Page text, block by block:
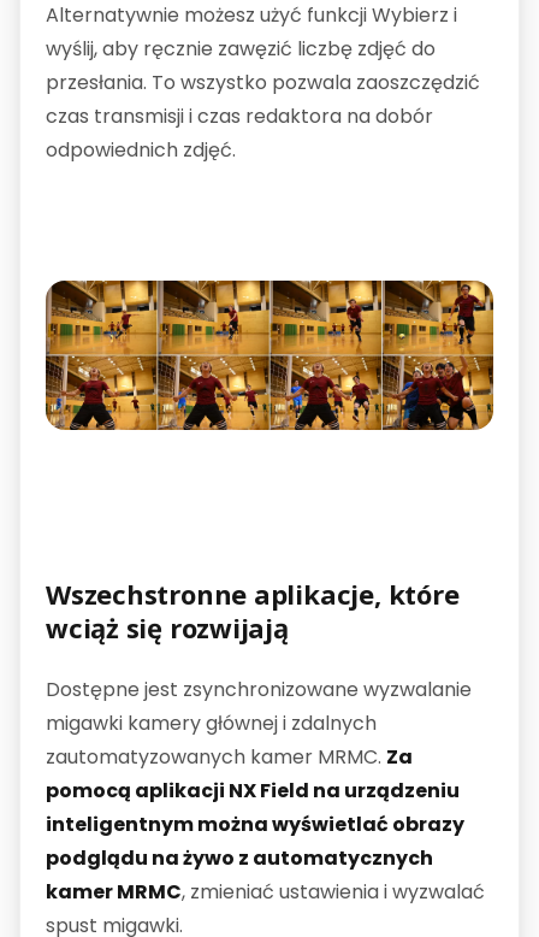
Alternatywnie możesz użyć funkcji Wybierz i
wyślij, aby ręcznie zawęzić liczbę zdjęć do
przesłania. To wszystko pozwala zaoszczędzić
czas transmisji i czas redaktora na dobór
odpowiednich zdjęć.
Wszechstronne aplikacje, które
wciąż się rozwijają
Dostępne jest zsynchronizowane wyzwalanie
migawki kamery głównej i zdalnych
zautomatyzowanych kamer MRMC. Za
pomocą aplikacji NX Field na urządzeniu
inteligentnym można wyświetlać obrazy
podglądu na żywo z automatycznych
kamer MRMC, zmieniać ustawienia i wyzwalać
spust migawki.